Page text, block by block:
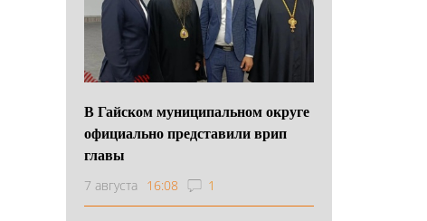
В Гайском муниципальном округе
официально представили врип
главы
7 августа 16:08 1